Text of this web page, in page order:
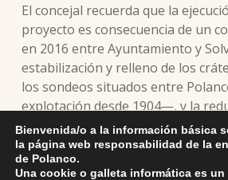
El concejal recuerda que la
proyecto es consecuencia de un
en 2016 entre Ayuntamiento y
estabilización y relleno de los
los sondeos situados entre
explotación desde 1904—, y la
subproductos de fabricación
Requejada, cuya magnitud causa
vecinos más próximos.
Bienvenida/o a la información básica
la página web responsabilidad de la
de Polanco.
Una cookie o galleta informática es